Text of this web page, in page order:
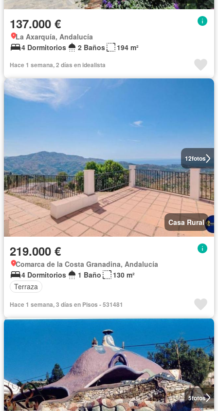
137.000 €
La Axarquía, Andalucía
4 Dormitorios
2 Baños 194 m²
Hace 1 semana, 2 días en idealista
12fotos
Casa Rural
219.000 €
Comarca de la Costa Granadina, Andalucía
4 Dormitorios
1 Baño
130 m²
Terraza
Hace 1 semana, 3 días en Pisos - 531481
5fotos